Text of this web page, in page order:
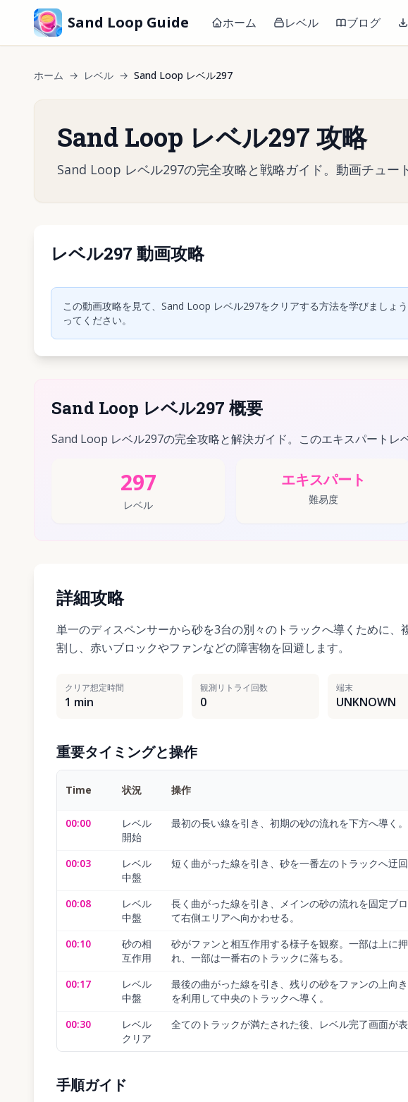
Sand Loop Guide ホーム レベル ブログ
ホーム → レベル → Sand Loop レベル297
Sand Loop レベル297 攻略
Sand Loop レベル297の完全攻略と戦略ガイド。動画チュー
レベル297 動画攻略
この動画攻略を見て、Sand Loop レベル297をクリアする方法を学びましょ
ってください。
Sand Loop レベル297 概要
Sand Loop レベル297の完全攻略と解決ガイド。このエキスパートレ
297
レベル
エキスパート
難易度
詳細攻略
単一のディスペンサーから砂を3台の別々のトラックへ導くために、
割し、赤いブロックやファンなどの障害物を回避します。
クリア想定時間
1 min
観測リトライ回数
0
端末
UNKNOWN
重要タイミングと操作
Time 状況 操作
00:00
レベル
開始
最初の長い線を引き、初期の砂の流れを下方へ導く。
00:03
レベル
中盤
短く曲がった線を引き、砂を一番左のトラックへ迂回
00:08
レベル
中盤
長く曲がった線を引き、メインの砂の流れを固定ブ
て右側エリアへ向かわせる。
00:10
砂の相
互作用
砂がファンと相互作用する様子を観察。一部は上に
れ、一部は一番右のトラックに落ちる。
00:17
レベル
中盤
最後の曲がった線を引き、残りの砂をファンの上向
を利用して中央のトラックへ導く。
00:30
レベル
クリア
全てのトラックが満たされた後、レベル完了画面が表
手順ガイド